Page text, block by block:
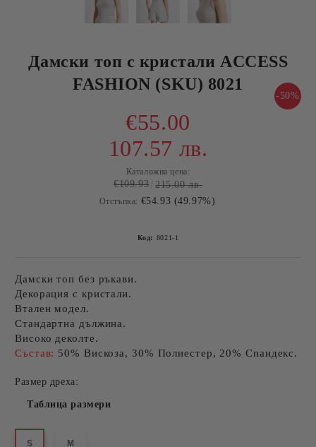
Дамски топ с кристали ACCESS
FASHION (SKU) 8021
-50%
€55.00
107.57 лв.
Каталожна цена:
€109.93 215.00 лв.
Отстъпка: €54.93 (49.97%)
Код: 8021-1
Дамски топ без ръкави.
Декорация с кристали.
Втален модел.
Стандартна дължина.
Високо деколте.
Състав: 50% Вискоза, 30% Полиестер, 20% Спандекс.
Размер дреха:
Таблица размери
S M